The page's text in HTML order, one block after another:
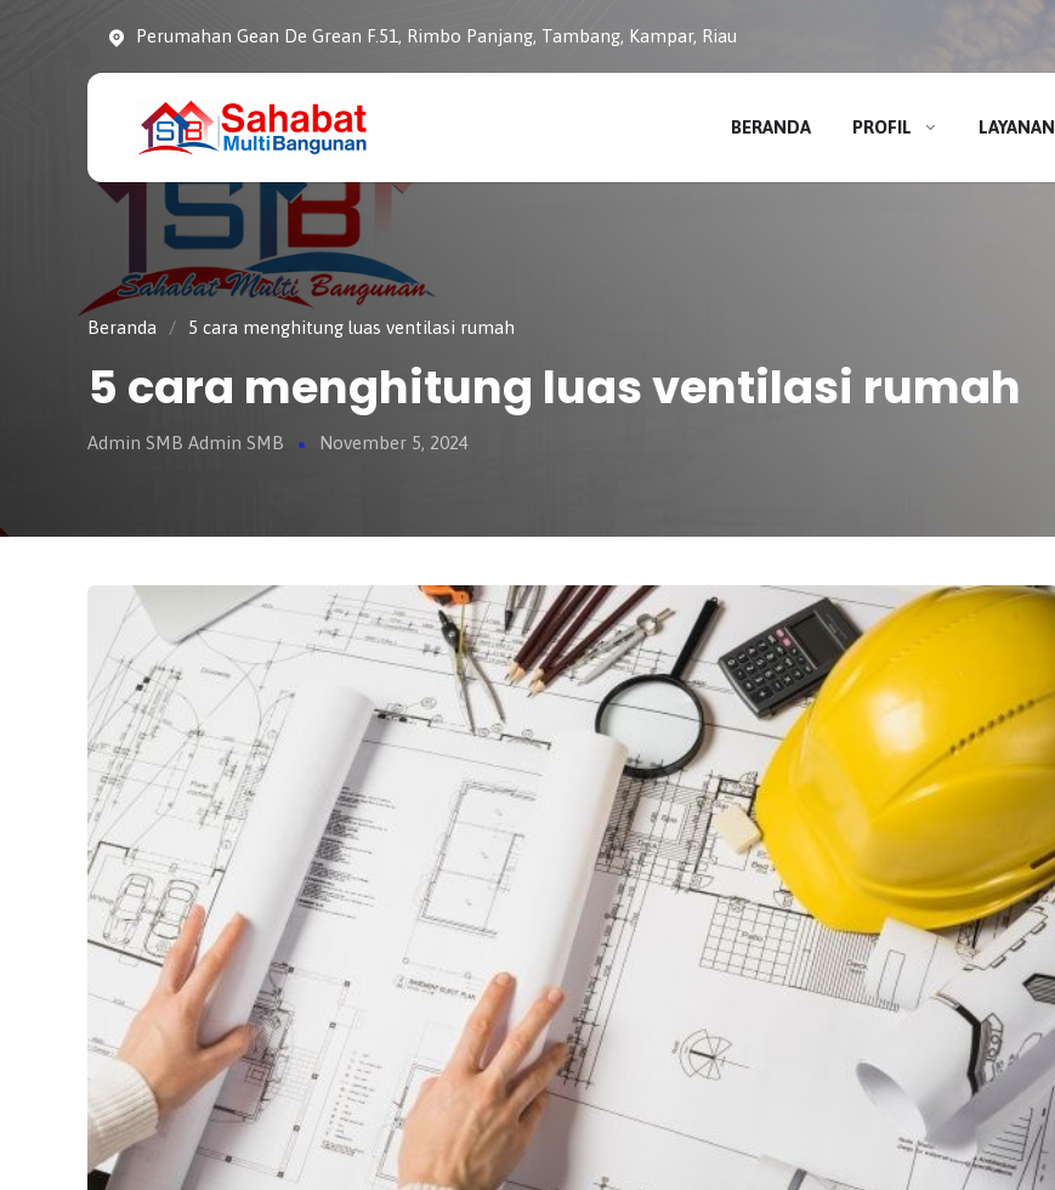
Perumahan Gean De Grean F.51, Rimbo Panjang, Tambang, Kampar, Riau
CV. SAHABAT
MULTI
BANGUNAN
Sahabat Pembangunan
Anda
BERANDA PROFIL LAYANAN
Beranda / 5 cara menghitung luas ventilasi rumah
5 cara menghitung luas ventilasi rumah
Admin SMB Admin SMB November 5, 2024